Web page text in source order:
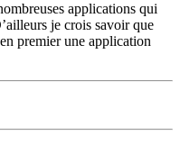
applications qui
je crois savoir que
premier une application